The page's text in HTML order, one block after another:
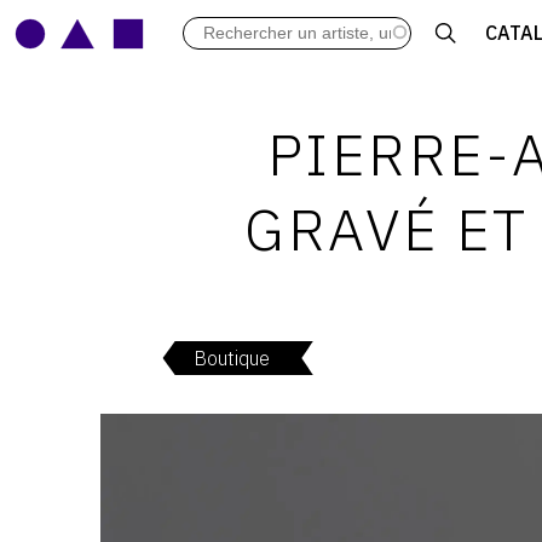
ARCHIVES DES EXPOSITIONS
LEXIQUE ARTISTIQUE
PIERRE-
GRAVÉ
Boutique